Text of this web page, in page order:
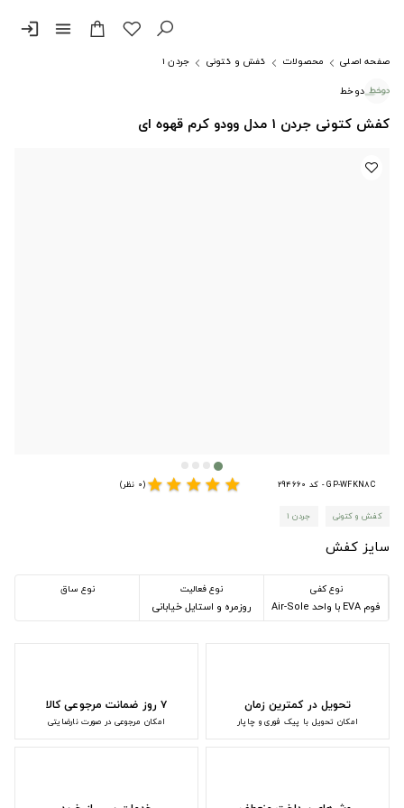
menu
login
صفحه اصلی محصولات کفش و کتونی
جردن ۱
دوخط
کفش کتونی جردن 1 مدل وودو کرم قهوه ای
GP-WFKN8C - کد 294660 star
star
star
star
star(0 نظر)
کفش و کتونی جردن ۱
سایز کفش
نوع کفی
فوم EVA با واحد Air-Sole
نوع فعالیت
روزمره و استایل خیابانی
نوع ساق
تحویل در کمترین زمان
امکان تحویل با پیک فوری و چاپار
۷ روز ضمانت مرجوعی کالا
امکان مرجوعی در صورت نارضایتی